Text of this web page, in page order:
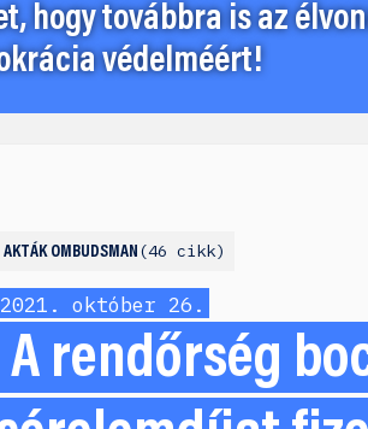
hogy továbbra is az
védelméért!
AKTÁK OMBUDSMAN 46 cikk
2021. október 26.
A rendőrség